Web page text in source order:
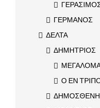
ΓΕΡΜΑΝΟΣ
ΔΕΛΤΑ
ΔΗΜΗΤΡΙΟΣ
Ο ΕΝ